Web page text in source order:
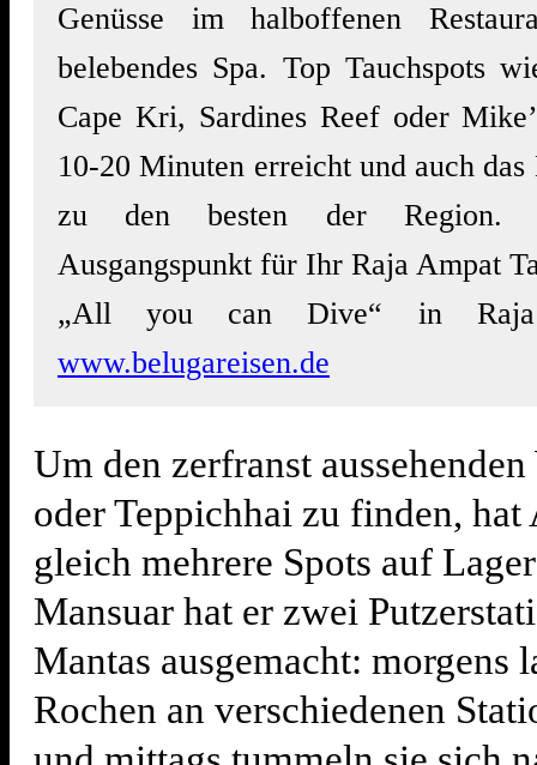
Genüsse im halboffenen
belebendes Spa. Top Tauchspots
Cape Kri, Sardines Reef oder
10-20 Minuten erreicht und auch
zu den besten der Region.
Ausgangspunkt für Ihr Raja Ampat
„All you can Dive“ in
www.belugareisen.de
Um den zerfranst
oder Teppichhai zu finden, hat
gleich mehrere Spots auf
Mansuar hat er zwei
Mantas ausgemacht: morgens
Rochen an verschiedenen